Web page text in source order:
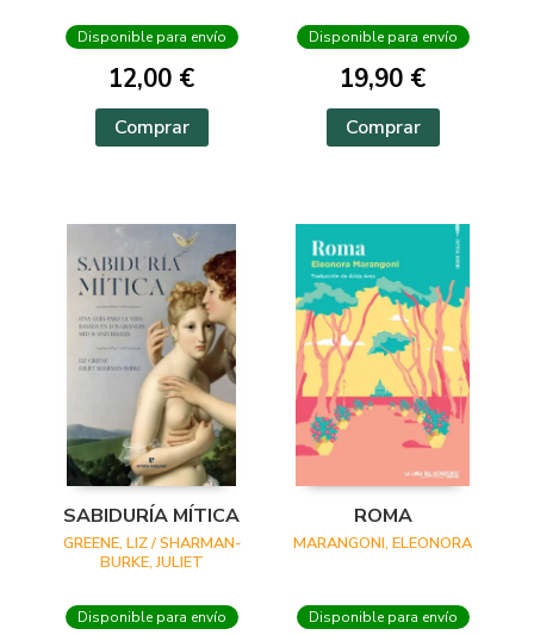
Disponible para envío
12,00 €
Comprar
Disponible para envío
19,90 €
Comprar
SABIDURÍA MÍTICA
GREENE, LIZ / SHARMAN-
BURKE, JULIET
Disponible para envío
ROMA
MARANGONI, ELEONORA
Disponible para envío